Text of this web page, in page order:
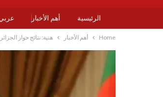
الرئيسية أهم الأخبار
Home أهم الأخبار هنية: نتائج حوار